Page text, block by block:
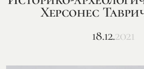
Херсонес
18.12.2021